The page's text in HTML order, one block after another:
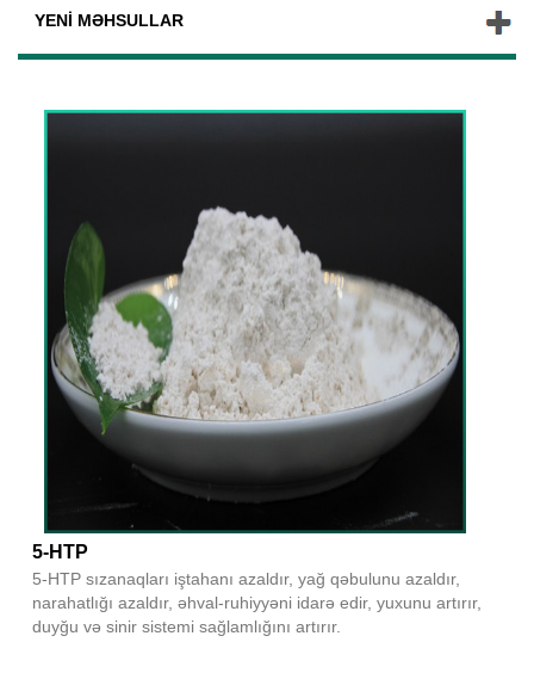
YENI MƏHSULLAR
5-HTP
5-HTP sızanaqları iştahanı azaldır, yağ qəbulunu azaldır,
narahatlığı azaldır, əhval-ruhiyyəni idarə edir, yuxunu artırır,
duyğu və sinir sistemi sağlamlığını artırır.